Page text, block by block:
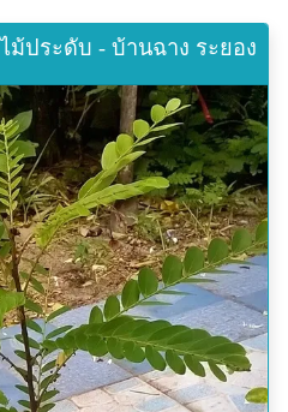
ประดับ - บ้านฉาง ระยอง